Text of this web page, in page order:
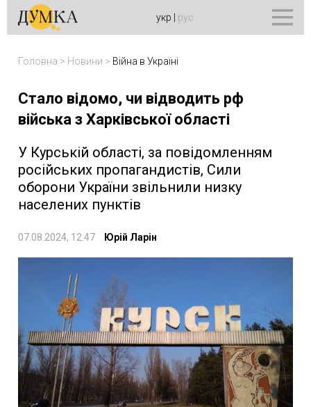
укр рус
Головна > Новини > Війна в Україні
Стало відомо, чи відводить рф
війська з Харківської області
У Курській області, за повідомленням
російських пропагандистів, Сили
оборони України звільнили низку
населених пунктів
07.08.2024, 12:47 Юрій Ларін